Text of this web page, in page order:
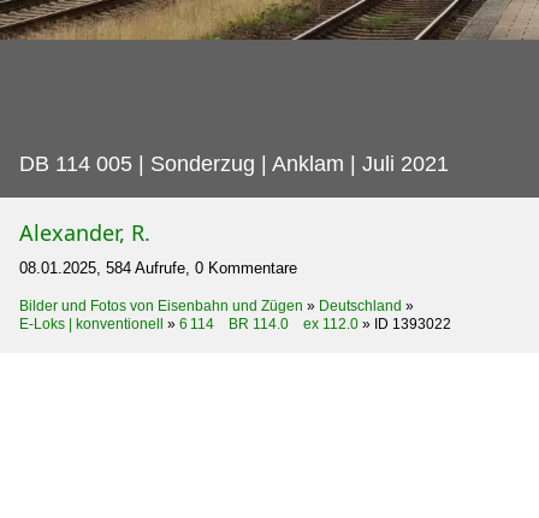
DB 114 005 | Sonderzug | Anklam | Juli 2021
Alexander, R.
08.01.2025, 584 Aufrufe, 0 Kommentare
Bilder und Fotos von Eisenbahn und Zügen » Deutschland »
E-Loks | konventionell
» 6 114 BR 114.0 ex 112.0 » ID 1393022